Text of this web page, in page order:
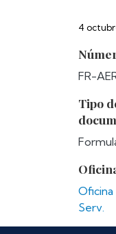
4
FR-
Tipo
Oficina
Serv.